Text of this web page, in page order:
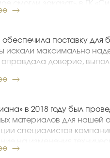
нас от лишних
за комплексный
главный инженер ООО
обеспечила поставку
искали максимально
оправдала доверие,
в 2018 году был
материалов для нашей
специалистов
работы в соответствии